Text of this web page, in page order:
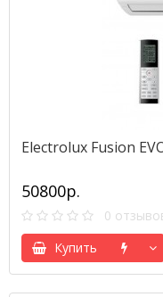
Electrolux Fusion
50800р.
0
Купить